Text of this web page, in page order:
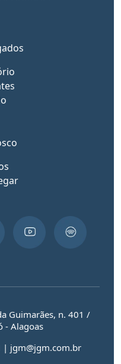
Guimarães, n. 401 /
- Alagoas
| jgm@jgm.com.br